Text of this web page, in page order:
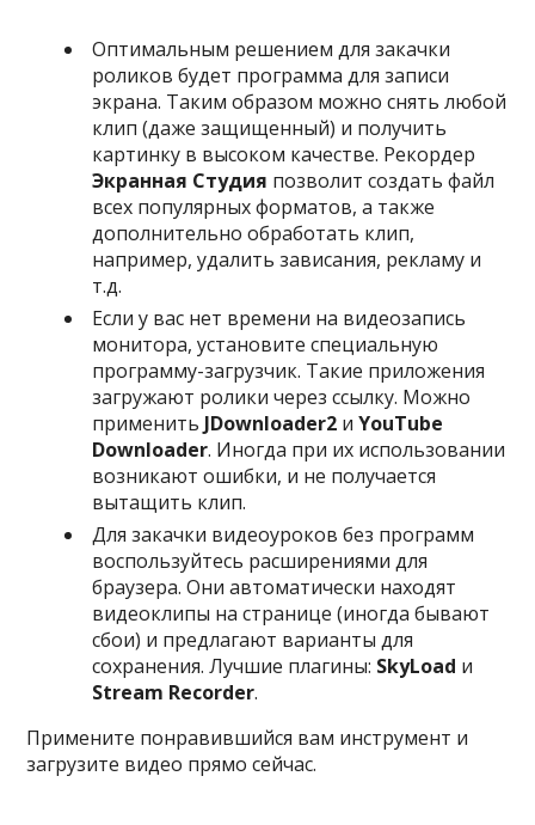
Оптимальным решением для закачки
роликов будет программа для записи
экрана. Таким образом можно снять любой
клип (даже защищенный) и получить
картинку в высоком качестве. Рекордер
Экранная Студия позволит создать файл
всех популярных форматов, а также
дополнительно обработать клип,
например, удалить зависания, рекламу и
т.д.
Если у вас нет времени на видеозапись
монитора, установите специальную
программу-загрузчик. Такие приложения
загружают ролики через ссылку. Можно
применить JDownloader2 иYouTube
Downloader. Иногда при их использовании
возникают ошибки, и не получается
вытащить клип.
Для закачки видеоуроков без программ
воспользуйтесь расширениями для
браузера. Они автоматически находят
видеоклипы на странице (иногда бывают
сбои) и предлагают варианты для
сохранения. Лучшие плагины: SkyLoad и
Stream Recorder.
Примените понравившийся вам инструмент и
загрузите видео прямо сейчас.